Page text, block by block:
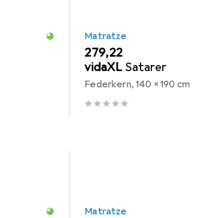
Matratze
EUR
279,22
vidaXL Satarer
Federkern, 140 x 190 cm
Matratze